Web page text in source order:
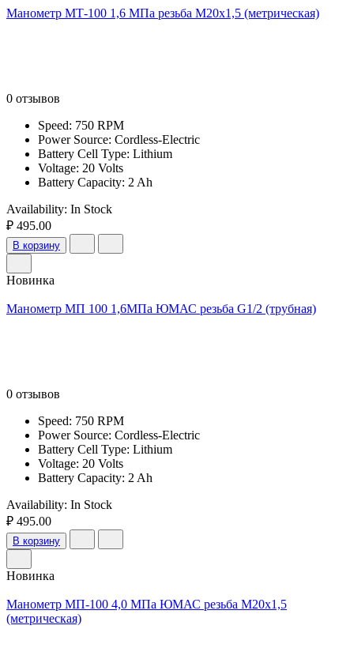
Манометр МТ-100 1,6 МПа резьба М20х1,5 (метрическая)
0 отзывов
Speed: 750 RPM
Power Source: Cordless-Electric
Battery Cell Type: Lithium
Voltage: 20 Volts
Battery Capacity: 2 Ah
Availability: In Stock
₽ 495.00
В корзину
Новинка
Манометр МП 100 1,6МПа ЮМАС резьба G1/2 (трубная)
0 отзывов
Speed: 750 RPM
Power Source: Cordless-Electric
Battery Cell Type: Lithium
Voltage: 20 Volts
Battery Capacity: 2 Ah
Availability: In Stock
₽ 495.00
В корзину
Новинка
Манометр МП-100 4,0 МПа ЮМАС резьба М20х1,5
(метрическая)